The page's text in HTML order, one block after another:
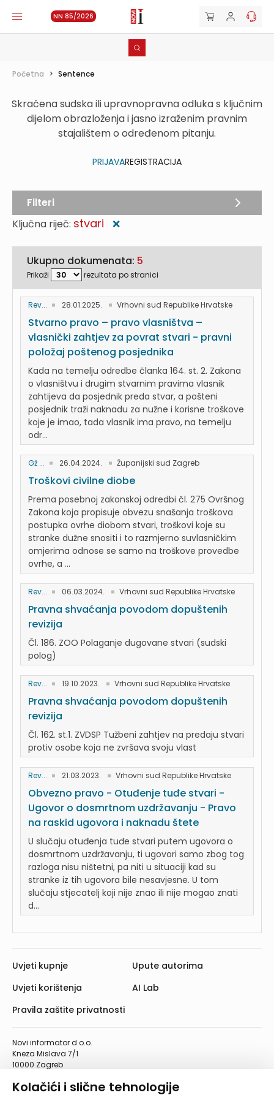
Kolačići i slične tehnologije
NN 85/2026
Početna > Sentence
Skraćena sudska ili upravnopravna odluka s ključnim
dijelom obrazloženja i jasno izraženim pravnim
stajalištem o određenom pitanju.
PRIJAVAREGISTRACIJA
Ključna riječ: stvari ❌
Ukupno dokumenata: 5
Prikaži rezultata po stranici
Rev... 28.01.2025. Vrhovni sud Republike Hrvatske
Stvarno pravo – pravo vlasništva –
vlasnički zahtjev za povrat stvari - pravni
položaj poštenog posjednika
Kada na temelju odredbe članka 164. st. 2. Zakona
o vlasništvu i drugim stvarnim pravima vlasnik
zahtijeva da posjednik preda stvar, a pošteni
posjednik traži naknadu za nužne i korisne troškove
koje je imao, tada vlasnik ima pravo, na temelju
odr...
Gž ... 26.04.2024. Županijski sud Zagreb
Troškovi civilne diobe
Prema posebnoj zakonskoj odredbi čl. 275 Ovršnog
Zakona koja propisuje obvezu snašanja troškova
postupka ovrhe diobom stvari, troškovi koje su
stranke dužne snositi i to razmjerno suvlasničkim
omjerima odnose se samo na troškove provedbe
ovrhe, a ...
Rev... 06.03.2024. Vrhovni sud Republike Hrvatske
Pravna shvaćanja povodom dopuštenih
revizija
Čl. 186. ZOO Polaganje dugovane stvari (sudski
polog)
Rev... 19.10.2023. Vrhovni sud Republike Hrvatske
Pravna shvaćanja povodom dopuštenih
revizija
Čl. 162. st.1. ZVDSP Tužbeni zahtjev na predaju stvari
protiv osobe koja ne zvršava svoju vlast
Rev... 21.03.2023. Vrhovni sud Republike Hrvatske
Obvezno pravo - Otuđenje tuđe stvari -
Ugovor o dosmrtnom uzdržavanju - Pravo
na raskid ugovora i naknadu štete
U slučaju otuđenja tuđe stvari putem ugovora o
dosmrtnom uzdržavanju, ti ugovori samo zbog tog
razloga nisu ništetni, pa niti u situaciji kad su
stranke iz tih ugovora bile nesavjesne. U tom
slučaju stjecatelj koji nije znao ili nije mogao znati
d...
Filteri
Novi informator d.o.o.
Kneza Mislava 7/1
10000 Zagreb
Telefaks: 01/4612-553
Uvjeti kupnje
Uvjeti korištenja
Pravila zaštite privatnosti
Upute autorima
AI Lab